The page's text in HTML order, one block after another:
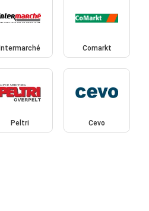
Intermarché Comarkt
Peltri Cevo